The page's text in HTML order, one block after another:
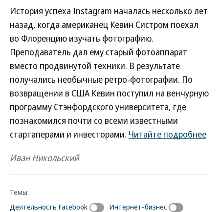
История успеха Instagram началась несколько лет
назад, когда американец Кевин Систром поехал
во Флоренцию изучать фотографию.
Преподаватель дал ему старый фотоаппарат
вместо продвинутой техники. В результате
получались необычные ретро-фотографии. По
возвращении в США Кевин поступил на венчурную
программу Стэнфордского университета, где
познакомился почти со всеми известными
стартаперами и инвесторами. Читайте подробнее
Иван Никольский
Темы:
Деятельность Facebook
Интернет-бизнес